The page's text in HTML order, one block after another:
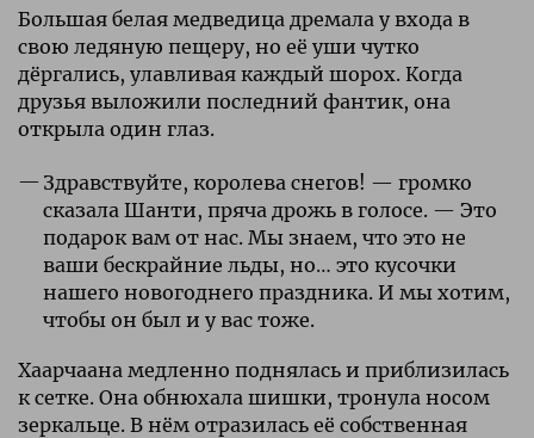
Большая белая медведица дремала у входа в
свою ледяную пещеру, но её уши чутко
дёргались, улавливая каждый шорох. Когда
друзья выложили последний фантик, она
открыла один глаз.
Здравствуйте, королева снегов! — громко
сказала Шанти, пряча дрожь в голосе. — Это
подарок вам от нас. Мы знаем, что это не
ваши бескрайние льды, но… это кусочки
нашего новогоднего праздника. И мы хотим,
чтобы он был и у вас тоже.
Хаарчаана медленно поднялась и приблизилась
к сетке. Она обнюхала шишки, тронула носом
зеркальце. В нём отразилась её собственная